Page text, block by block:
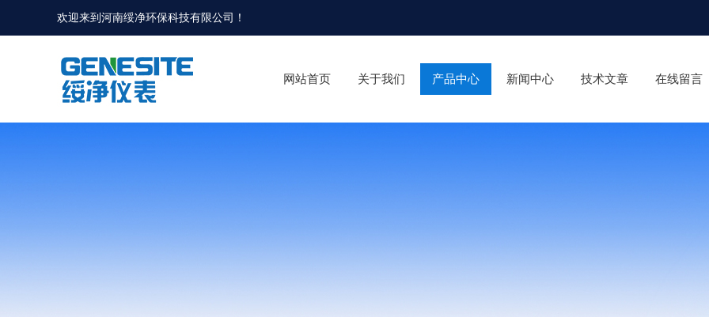
欢迎来到河南绥净环保科技有限公司！
网站首页 关于我们 产品中心 新闻中心 技术文章 在线留言